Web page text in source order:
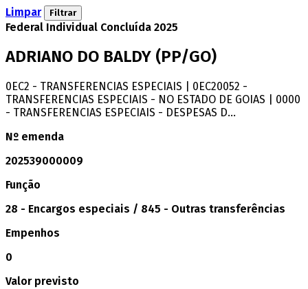
Limpar
Filtrar
Federal Individual Concluída 2025
ADRIANO DO BALDY (PP/GO)
0EC2 - TRANSFERENCIAS ESPECIAIS | 0EC20052 -
TRANSFERENCIAS ESPECIAIS - NO ESTADO DE GOIAS | 0000
- TRANSFERENCIAS ESPECIAIS - DESPESAS D...
Nº emenda
202539000009
Função
28 - Encargos especiais / 845 - Outras transferências
Empenhos
0
Valor previsto